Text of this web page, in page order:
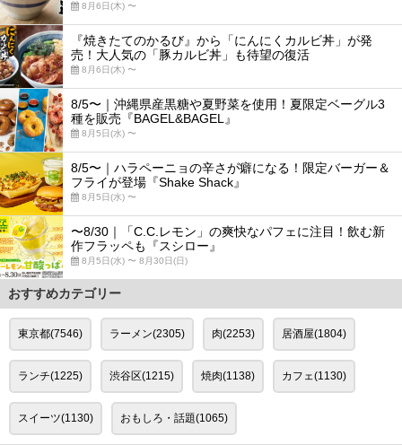
8月6日(木) 〜
『焼きたてのかるび』から「にんにくカルビ丼」が発
売！大人気の「豚カルビ丼」も待望の復活
8月6日(木) 〜
8/5〜｜沖縄県産黒糖や夏野菜を使用！夏限定ベーグル3
種を販売『BAGEL&BAGEL』
8月5日(水) 〜
8/5〜｜ハラペーニョの辛さが癖になる！限定バーガー＆
フライが登場『Shake Shack』
8月5日(水) 〜
〜8/30｜「C.C.レモン」の爽快なパフェに注目！飲む新
作フラッペも『スシロー』
8月5日(水) 〜 8月30日(日)
おすすめカテゴリー
東京都(7546) ラーメン(2305) 肉(2253) 居酒屋(1804)
ランチ(1225) 渋谷区(1215) 焼肉(1138) カフェ(1130)
スイーツ(1130) おもしろ・話題(1065)